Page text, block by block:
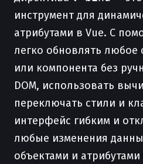
инструмент для
атрибутами в Vue. С
легко обновлять любое
или компонента без
DOM, использовать
переключать стили и
интерфейс гибким и
любые изменения
объектами и